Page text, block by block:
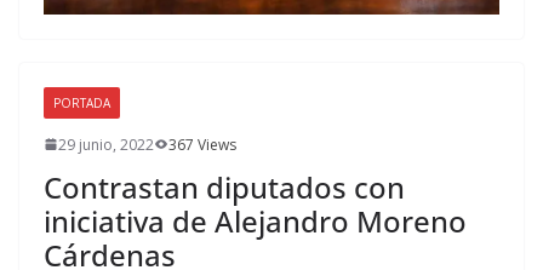
PORTADA
29 junio, 2022 367 Views
Contrastan diputados con
iniciativa de Alejandro Moreno
Cárdenas